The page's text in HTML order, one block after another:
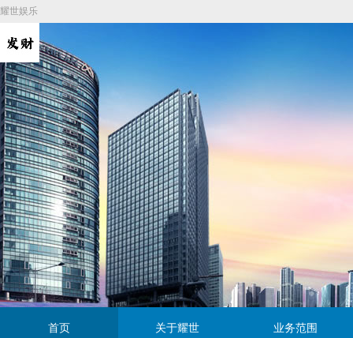
耀世娱乐
首页 关于耀世 业务范围